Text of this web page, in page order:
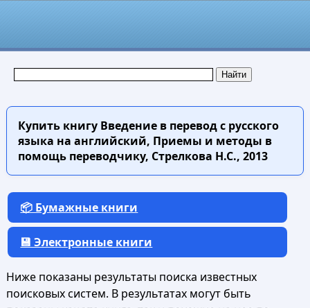
Купить книгуВведение в перевод с русского
языка на английский, Приемы и методы в
помощь переводчику, Стрелкова Н.С., 2013
📦 Бумажные книги
💾 Электронные книги
Ниже показаны результаты поиска известных
поисковых систем. В результатах могут быть